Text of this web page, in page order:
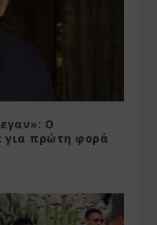
Ο
για πρώτη φορά